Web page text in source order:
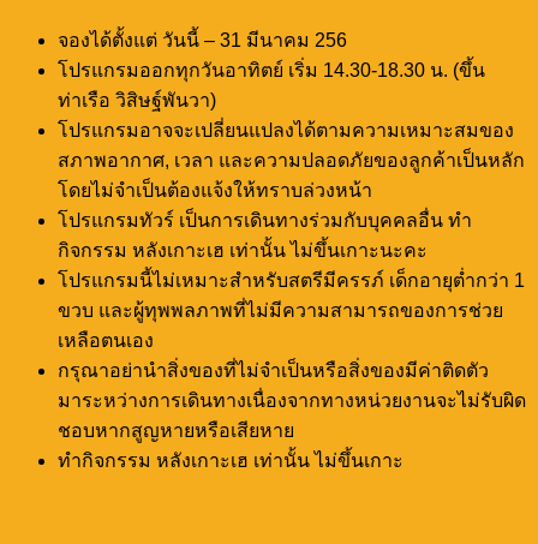
จองได้ตั้งแต่ วันนี้ – 31 มีนาคม 256
โปรแกรมออกทุกวันอาทิตย์ เริ่ม 14.30-18.30 น. (ขึ้น
ท่าเรือ วิสิษฐ์พันวา)
โปรแกรมอาจจะเปลี่ยนแปลงได้ตามความเหมาะสมของ
สภาพอากาศ, เวลา และความปลอดภัยของลูกค้าเป็นหลัก
โดยไม่จำเป็นต้องแจ้งให้ทราบล่วงหน้า
โปรแกรมทัวร์ เป็นการเดินทางร่วมกับบุคคลอื่น ทำ
กิจกรรม หลังเกาะเฮ เท่านั้น ไม่ขึ้นเกาะนะคะ
โปรแกรมนี้ไม่เหมาะสำหรับสตรีมีครรภ์ เด็กอายุต่ำกว่า 1
ขวบ และผู้ทุพพลภาพที่ไม่มีความสามารถของการช่วย
เหลือตนเอง
กรุณาอย่านำสิ่งของที่ไม่จำเป็นหรือสิ่งของมีค่าติดตัว
มาระหว่างการเดินทางเนื่องจากทางหน่วยงานจะไม่รับผิด
ชอบหากสูญหายหรือเสียหาย
ทำกิจกรรม หลังเกาะเฮ เท่านั้น ไม่ขึ้นเกาะ